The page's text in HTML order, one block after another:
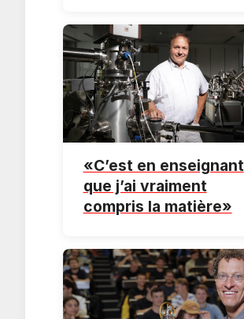
«C’est en enseignant
que j’ai vraiment
compris la matière»